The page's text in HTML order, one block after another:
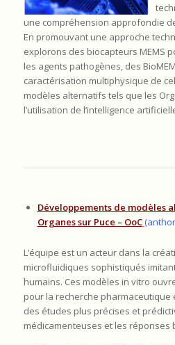
une compréhension approfondie
En promouvant une approche
explorons des biocapteurs MEMS
les agents pathogènes, des
caractérisation multiphysique de
modèles alternatifs tels que les
l’utilisation de l’intelligence
Développements de modèles
Organes sur Puce – OoC(
L’équipe est un acteur dans la
microfluidiques sophistiqués
humains. Ces modèles in vitro
pour la recherche pharmaceutique
des études plus précises et
médicamenteuses et les réponses